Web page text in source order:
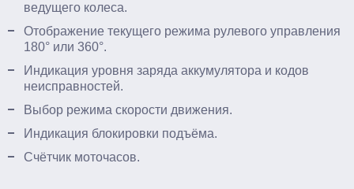
ведущего колеса.
Отображение текущего режима рулевого управления
180° или 360°.
Индикация уровня заряда аккумулятора и кодов
неисправностей.
Выбор режима скорости движения.
Индикация блокировки подъёма.
Счётчик моточасов.